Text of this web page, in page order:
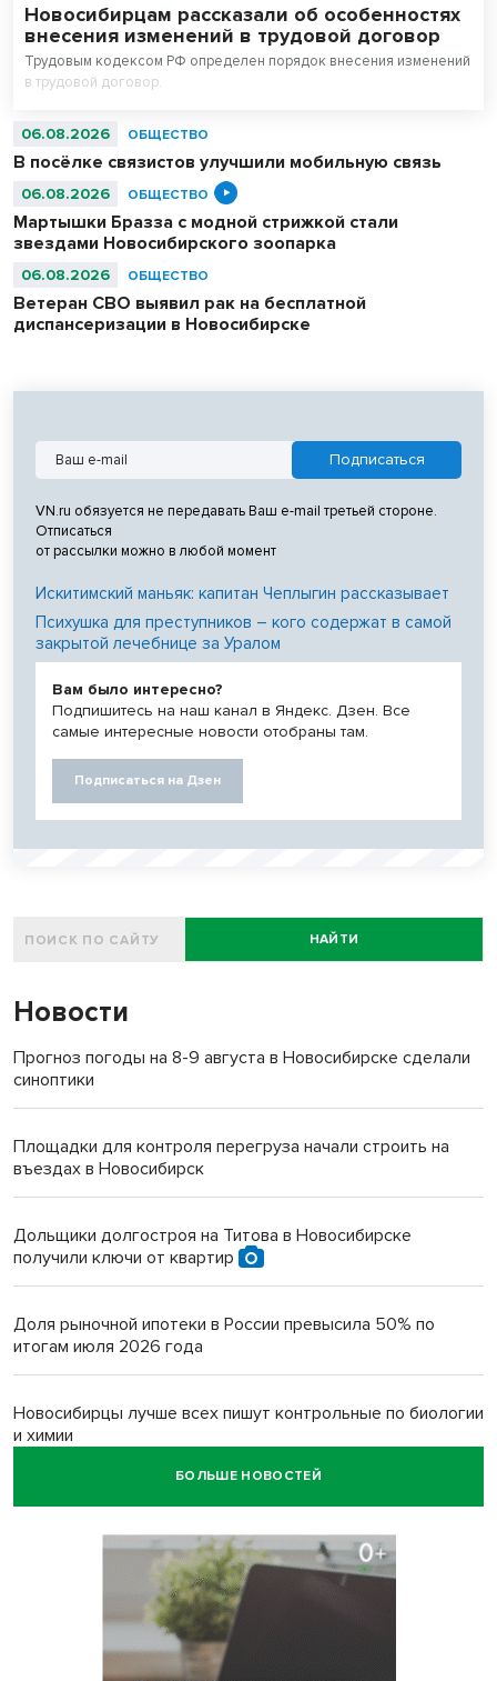
Новосибирцам рассказали об особенностях
внесения изменений в трудовой договор
Трудовым кодексом РФ определен порядок внесения изменений
в трудовой договор.
06.08.2026 ОБЩЕСТВО
В посёлке связистов улучшили мобильную связь
06.08.2026 ОБЩЕСТВО
Мартышки Бразза с модной стрижкой стали
звездами Новосибирского зоопарка
06.08.2026 ОБЩЕСТВО
Ветеран СВО выявил рак на бесплатной
диспансеризации в Новосибирске
VN.ru обязуется не передавать Ваш e-mail третьей стороне.
Отписаться
от рассылки можно в любой момент
Искитимский маньяк: капитан Чеплыгин рассказывает
Психушка для преступников – кого содержат в самой
закрытой лечебнице за Уралом
Вам было интересно?
Подпишитесь на наш канал в Яндекс. Дзен. Все
самые интересные новости отобраны там.
Подписаться на Дзен
НАЙТИ
Новости
Прогноз погоды на 8-9 августа в Новосибирске сделали
синоптики
Площадки для контроля перегруза начали строить на
въездах в Новосибирск
Дольщики долгостроя на Титова в Новосибирске
получили ключи от квартир
Доля рыночной ипотеки в России превысила 50% по
итогам июля 2026 года
Новосибирцы лучше всех пишут контрольные по биологии
и химии
БОЛЬШЕ НОВОСТЕЙ